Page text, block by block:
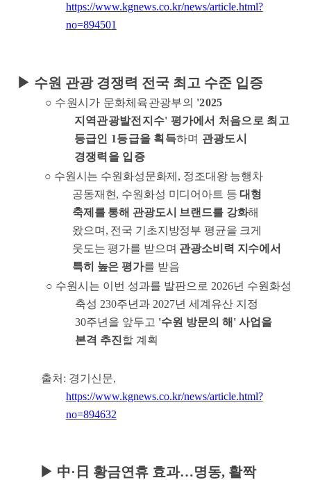
https://www.kgnews.co.kr/news/article.html?
no=894501
▶ 수원 관광 경쟁력 전국 최고 수준 입증
○ 수원시가 문화체육관광부의 '2025
지역관광발전지수' 평가에서 처음으로 최고
등급인 1등급을 획득하며 관광도시
경쟁력을 입증
○ 수원시는 수원화성문화제 , 정조대왕 능행차
공동재현, 수원화성 미디어아트 등대형
축제를 통해 관광도시 브랜드를 강화해
왔으며 , 전국 기초지방정부 평균을 크게
웃도는 평가를 받으며 관광소비력 지수에서
특히 높은 평가를 받음
○ 수원시는 이번 성과를 발판으로 2026년 수원화성
축성 230주년과 2027년 세계유산 지정
30주년을 앞두고 '수원 방문의 해 ' 사업을
본격 추진할 계획
출처 : 경기신문,
https://www.kgnews.co.kr/news/article.html?
no=894632
▶ 中· 日 황금연휴 효과…명동, 활짝